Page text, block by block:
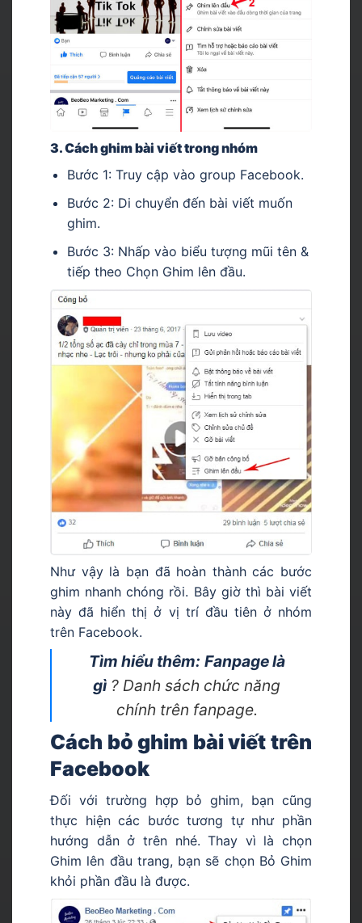
3. Cách ghim bài viết trong nhóm
Bước 1: Truy cập vào group Facebook.
Bước 2: Di chuyển đến bài viết muốn
ghim.
Bước 3: Nhấp vào biểu tượng mũi tên &
tiếp theo Chọn Ghim lên đầu.
Như vậy là bạn đã hoàn thành các bước
ghim nhanh chóng rồi. Bây giờ thì bài viết
này đã hiển thị ở vị trí đầu tiên ở nhóm
trên Facebook.
Tìm hiểu thêm: Fanpage là
gì ? Danh sách chức năng
chính trên fanpage.
Cách bỏ ghim bài viết trên
Facebook
Đối với trường hợp bỏ ghim, bạn cũng
thực hiện các bước tương tự như phần
hướng dẫn ở trên nhé. Thay vì là chọn
Ghim lên đầu trang, bạn sẽ chọn Bỏ Ghim
khỏi phần đầu là được.